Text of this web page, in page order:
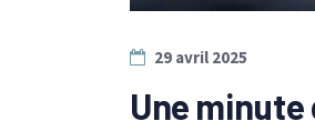
29 avril 2025
Une minute